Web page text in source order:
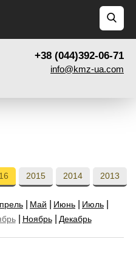
+38 (044)392-06-71
info@kmz-ua.com
2015 2014 2013
Май Июнь
Июль
Ноябрь Декабрь